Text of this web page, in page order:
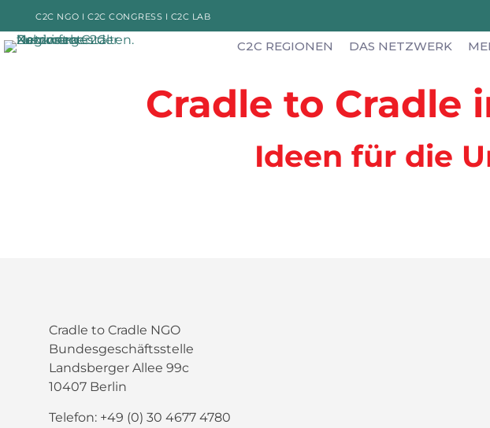
C2C NGO I C2C CONGRESS I C2C LAB
C2C REGIONEN DAS NETZWERK
Cradle to Cradle
Ideen für die
Cradle to Cradle NGO
Bundesgeschäftsstelle
Landsberger Allee 99c
10407 Berlin
Telefon: +49 (0) 30 4677 4780